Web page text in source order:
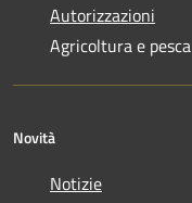
Autorizzazioni
Agricoltura e pesca
Novità
Notizie